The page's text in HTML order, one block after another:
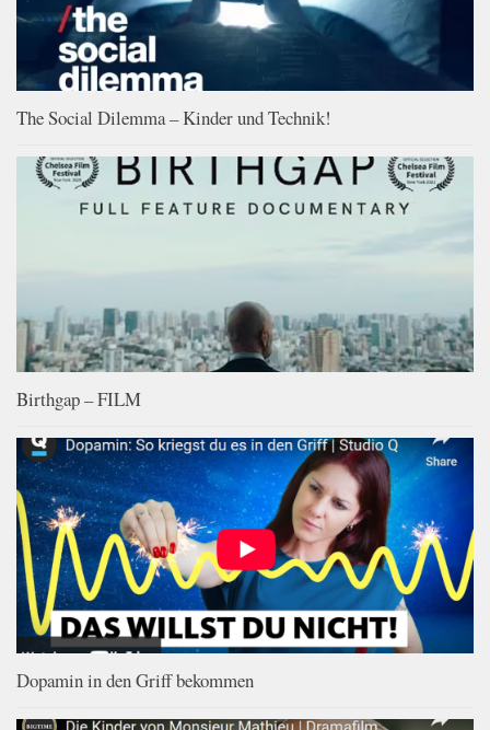
The Social Dilemma – Kinder und Technik!
Birthgap – FILM
Dopamin in den Griff bekommen